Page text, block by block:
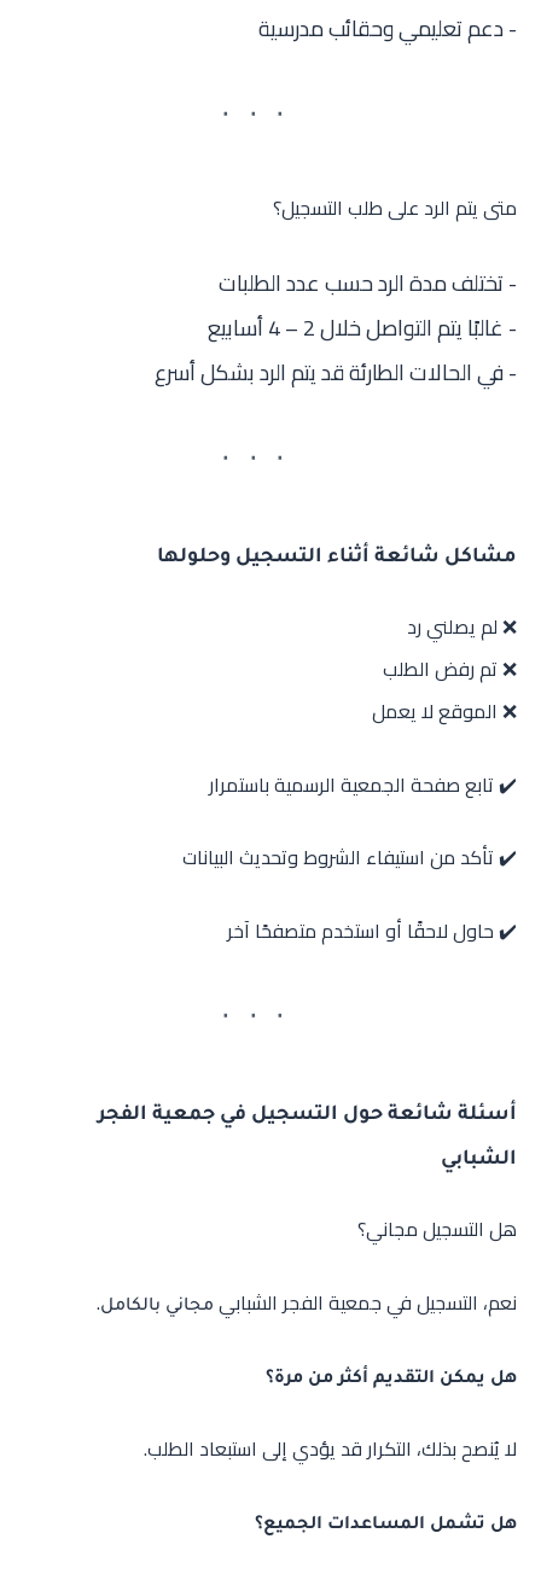
- دعم تعليمي وحقائب مدرسية
متى يتم الرد على طلب التسجيل؟
- تختلف مدة الرد حسب عدد الطلبات
- غالبًا يتم التواصل خلال2 – 4 أسابيع
- في الحالات الطارئة قد يتم الرد بشكل أسرع
مشاكل شائعة أثناء التسجيل وحلولها
❌ لم يصلني رد
❌ تم رفض الطلب
❌ الموقع لا يعمل
✔️ تابع صفحة الجمعية الرسمية باستمرار
✔️ تأكد من استيفاء الشروط وتحديث البيانات
✔️ حاول لاحقًا أو استخدم متصفحًا آخر
أسئلة شائعة حول التسجيل في جمعية الفجر
الشبابي
هل التسجيل مجاني؟
نعم، التسجيل في جمعية الفجر الشبابي مجاني بالكامل.
هل يمكن التقديم أكثر من مرة؟
لا يُنصح بذلك، التكرار قد يؤدي إلى استبعاد الطلب.
هل تشمل المساعدات الجميع؟